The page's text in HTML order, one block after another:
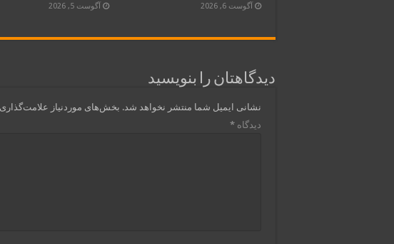
آگوست 6, 2026 آگوست 5, 2026
دیدگاهتان را بنویسید
نشانی ایمیل شما منتشر نخواهد شد. بخش‌های موردنیاز
دیدگاه*